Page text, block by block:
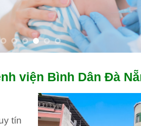
viện Bình Dân Đà
tín